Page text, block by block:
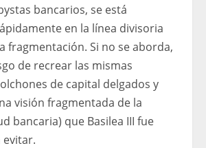
bancarios, se está
en la línea divisoria
fragmentación. Si no se aborda,
de recrear las mismas
de capital delgados y
visión fragmentada de la
bancaria) que Basilea III fue
evitar.